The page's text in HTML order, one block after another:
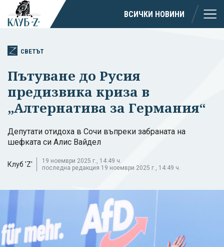
ВСИЧКИ НОВИНИ
СВЕТЪТ
Пътуване до Русия
предизвика криза в
„Алтернатива за Германия“
Депутати отидоха в Сочи въпреки забраната на
шефката си Алис Вайдел
Клуб 'Z'
19 ноември 2025 г., 14:49 ч.
последна редакция 19 ноември 2025 г., 14:49 ч.